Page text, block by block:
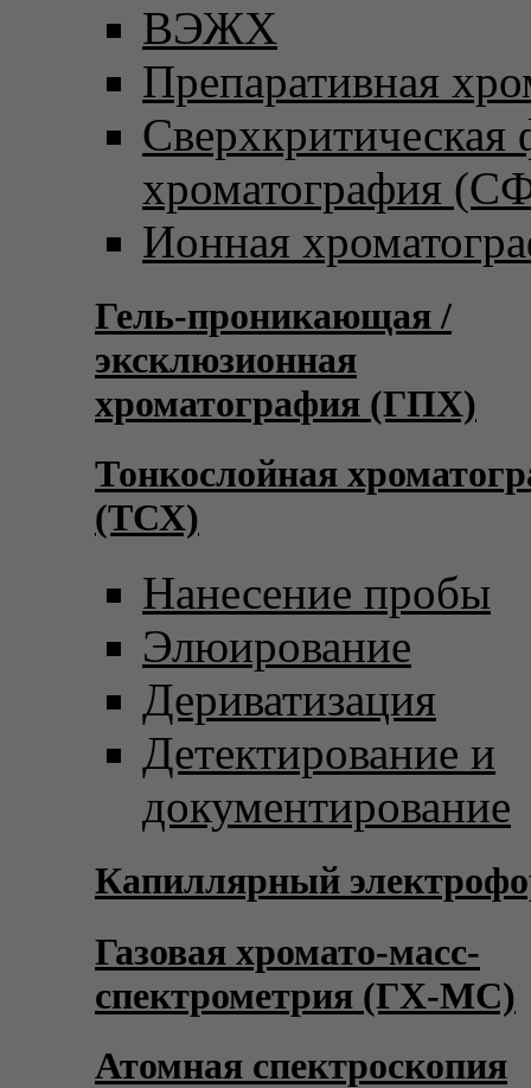
ВЭЖХ
Препаративная
хроматография
Ионная
Гель-проникающая /
эксклюзионная
хроматография (ГПХ)
Тонкослойная
(ТСХ)
Нанесение пробы
Элюирование
Дериватизация
Детектирование и
документирование
Капиллярный
Газовая хромато-масс-
спектрометрия (ГХ-МС)
Атомная спектроскопия